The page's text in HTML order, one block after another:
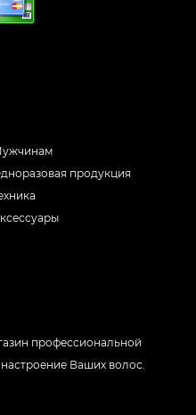
продукция
профессиональной
Ваших волос.